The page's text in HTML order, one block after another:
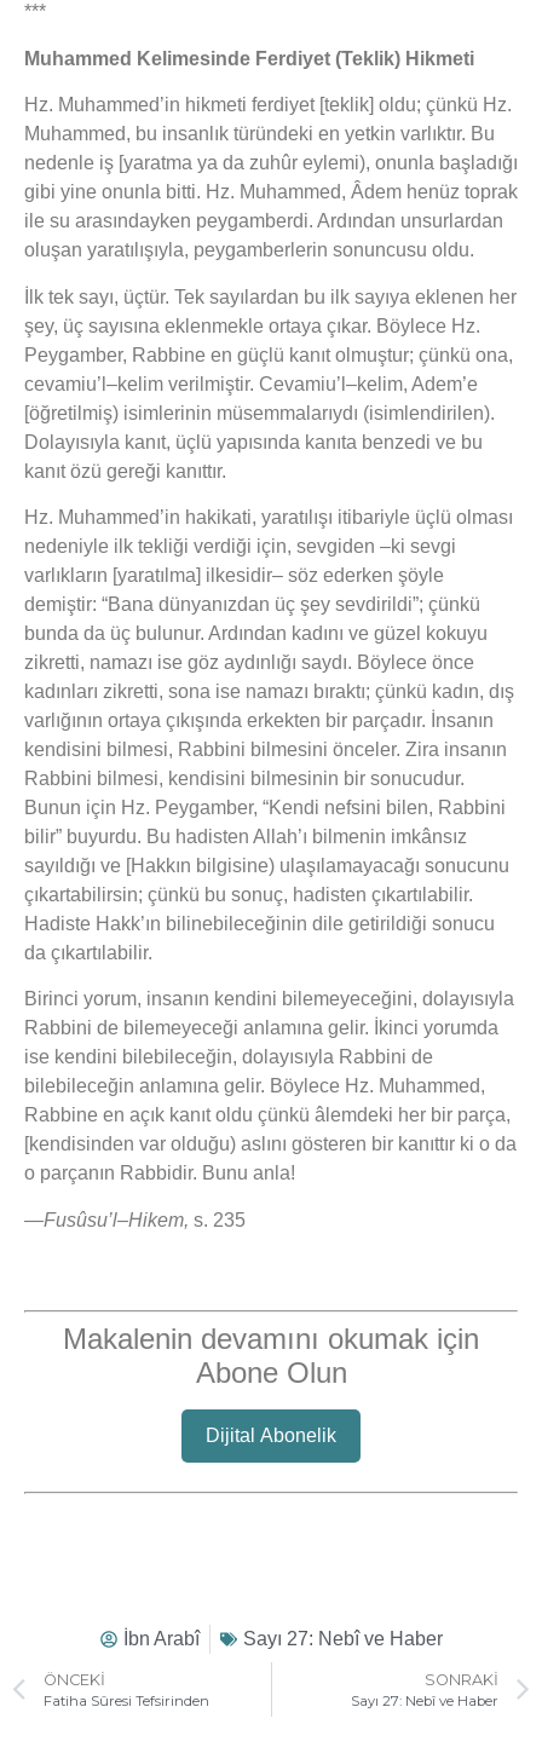
***
Muhammed Kelimesinde Ferdiyet (Teklik) Hikmeti
Hz. Muhammed’in hikmeti ferdiyet [teklik] oldu; çünkü Hz.
Muhammed, bu insanlık türündeki en yetkin varlıktır. Bu
nedenle iş [yaratma ya da zuhûr eylemi), onunla başladığı
gibi yine onunla bitti. Hz. Muhammed, Âdem henüz toprak
ile su arasındayken peygamberdi. Ardından unsurlardan
oluşan yaratılışıyla, peygamberlerin sonuncusu oldu.
İlk tek sayı, üçtür. Tek sayılardan bu ilk sayıya eklenen her
şey, üç sayısına eklenmekle ortaya çıkar. Böylece Hz.
Peygamber, Rabbine en güçlü kanıt olmuştur; çünkü ona,
cevamiu’l–kelim verilmiştir. Cevamiu’l–kelim, Adem’e
[öğretilmiş) isimlerinin müsemmalarıydı (isimlendirilen).
Dolayısıyla kanıt, üçlü yapısında kanıta benzedi ve bu
kanıt özü gereği kanıttır.
Hz. Muhammed’in hakikati, yaratılışı itibariyle üçlü olması
nedeniyle ilk tekliği verdiği için, sevgiden –ki sevgi
varlıkların [yaratılma] ilkesidir– söz ederken şöyle
demiştir: “Bana dünyanızdan üç şey sevdirildi”; çünkü
bunda da üç bulunur. Ardından kadını ve güzel kokuyu
zikretti, namazı ise göz aydınlığı saydı. Böylece önce
kadınları zikretti, sona ise namazı bıraktı; çünkü kadın, dış
varlığının ortaya çıkışında erkekten bir parçadır. İnsanın
kendisini bilmesi, Rabbini bilmesini önceler. Zira insanın
Rabbini bilmesi, kendisini bilmesinin bir sonucudur.
Bunun için Hz. Peygamber, “Kendi nefsini bilen, Rabbini
bilir” buyurdu. Bu hadisten Allah’ı bilmenin imkânsız
sayıldığı ve [Hakkın bilgisine) ulaşılamayacağı sonucunu
çıkartabilirsin; çünkü bu sonuç, hadisten çıkartılabilir.
Hadiste Hakk’ın bilinebileceğinin dile getirildiği sonucu
da çıkartılabilir.
Birinci yorum, insanın kendini bilemeyeceğini, dolayısıyla
Rabbini de bilemeyeceği anlamına gelir. İkinci yorumda
ise kendini bilebileceğin, dolayısıyla Rabbini de
bilebileceğin anlamına gelir. Böylece Hz. Muhammed,
Rabbine en açık kanıt oldu çünkü âlemdeki her bir parça,
[kendisinden var olduğu) aslını gösteren bir kanıttır ki o da
o parçanın Rabbidir. Bunu anla!
—Fusûsu’l–Hikem, s. 235
Makalenin devamını okumak için
Abone Olun
Dijital Abonelik
İbn Arabî Sayı 27: Nebî ve Haber
ÖNCEKI
Fatiha Sûresi Tefsirinden
SONRAKI
Sayı 27: Nebî ve Haber